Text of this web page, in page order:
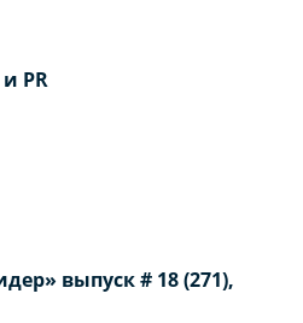
PR
выпуск # 18 (271),